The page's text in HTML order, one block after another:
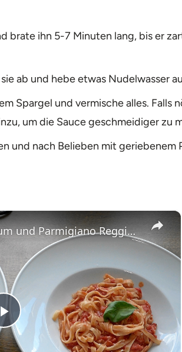
brate ihn 5-7 Minuten lang, bis er
ab und hebe etwas Nudelwasser
Spargel und vermische alles. Falls
um die Sauce geschmeidiger zu
und nach Belieben mit geriebenem
×
Play
Pasta mit Tomaten, Basilikum und Parmigiano Reggiano